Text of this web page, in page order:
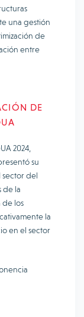
una gestión
de
entre
DE
2024,
su
sector del
de la
de los
la
en el sector